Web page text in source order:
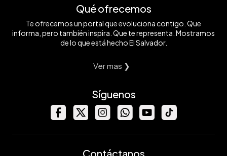
Qué ofrecemos
Te ofrecemos un portal que evoluciona contigo. Que
informa, pero también inspira. Que te representa. Mostramos
de lo que está hecho El Salvador.
Ver mas ❯
Síguenos
Contáctanos